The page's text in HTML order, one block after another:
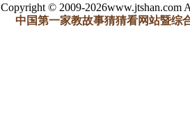
Copyright © 2009-2026www.jtshan.com
中国第一家教故事猜猜看网站暨综